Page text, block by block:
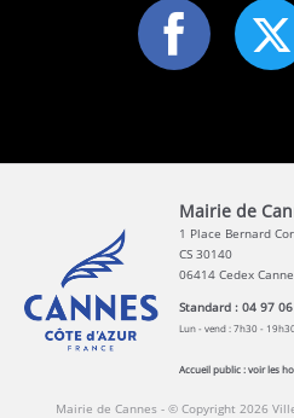
Mairie de
1 Place Bernard
CS 30140
06414 Cedex
Standard : 04 97
Lun - vend : 7h30 -
Accueil public :voir les
Mairie de Cannes - © Copyright 2026